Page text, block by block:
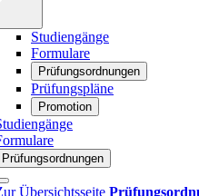
Studiengänge
Formulare
Prüfungsordnungen
Prüfungspläne
Promotion
Prüfungsordnungen
Übersichtsseite